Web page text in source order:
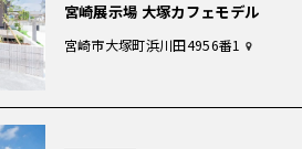
宮崎展示場 大塚カフェモデル
宮崎市大塚町浜川田4956番1